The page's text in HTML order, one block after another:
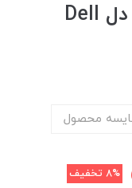
خرید و قیمت روز مانیتور دل Dell
محصول
8% تخفیف